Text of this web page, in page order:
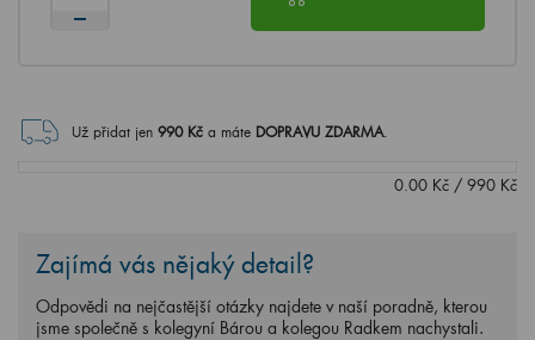
Už přidat jen 990Kč a máte DOPRAVU ZDARMA.
0.00 Kč / 990 Kč
Zajímá vás nějaký detail?
Odpovědi na nejčastější otázky najdete v naší poradně, kterou
jsme společně s kolegyní Bárou a kolegou Radkem nachystali.